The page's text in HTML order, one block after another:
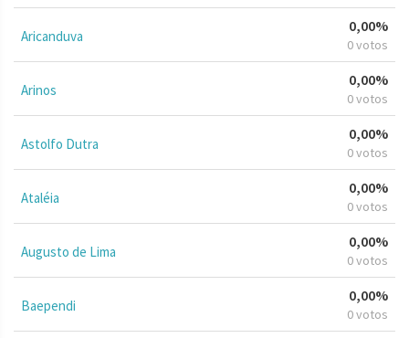
Aricanduva
0,00%
0 votos
Arinos
0,00%
0 votos
Astolfo Dutra
0,00%
0 votos
Ataléia
0,00%
0 votos
Augusto de Lima
0,00%
0 votos
Baependi
0,00%
0 votos